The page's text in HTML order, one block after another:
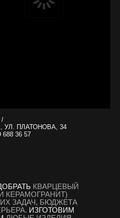
/
УЛ. ПЛАТОНОВА, 34
688 36 57
КВАРЦЕВЫЙ
КЕРАМОГРАНИТ)
ЗАДАЧ, БЮДЖЕТА
ИЗГОТОВИМ